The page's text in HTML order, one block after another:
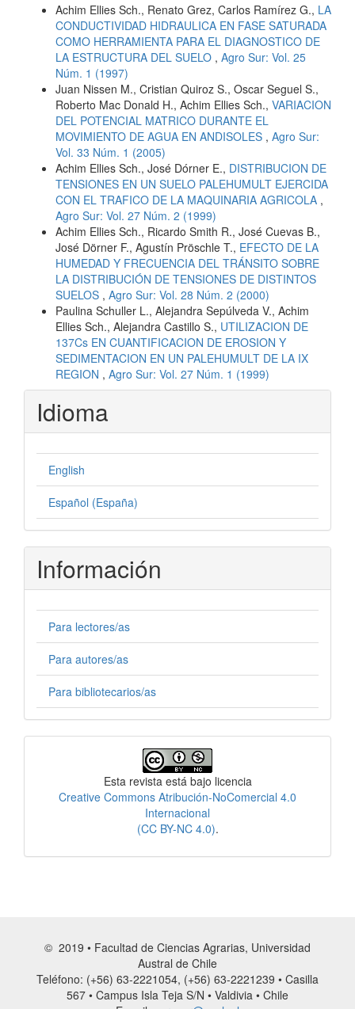
Achim Ellies Sch., Renato Grez, Carlos Ramírez G., LA
CONDUCTIVIDAD HIDRAULICA EN FASE SATURADA
COMO HERRAMIENTA PARA EL DIAGNOSTICO DE
LA ESTRUCTURA DEL SUELO , Agro Sur: Vol. 25
Núm. 1 (1997)
Juan Nissen M., Cristian Quiroz S., Oscar Seguel S.,
Roberto Mac Donald H., Achim Ellies Sch., VARIACION
DEL POTENCIAL MATRICO DURANTE EL
MOVIMIENTO DE AGUA EN ANDISOLES , Agro Sur:
Vol. 33 Núm. 1 (2005)
Achim Ellies Sch., José Dórner E., DISTRIBUCION DE
TENSIONES EN UN SUELO PALEHUMULT EJERCIDA
CON EL TRAFICO DE LA MAQUINARIA AGRICOLA ,
Agro Sur: Vol. 27 Núm. 2 (1999)
Achim Ellies Sch., Ricardo Smith R., José Cuevas B.,
José Dörner F., Agustín Pröschle T., EFECTO DE LA
HUMEDAD Y FRECUENCIA DEL TRÁNSITO SOBRE
LA DISTRIBUCIÓN DE TENSIONES DE DISTINTOS
SUELOS , Agro Sur: Vol. 28 Núm. 2 (2000)
Paulina Schuller L., Alejandra Sepúlveda V., Achim
Ellies Sch., Alejandra Castillo S., UTILIZACION DE
137Cs EN CUANTIFICACION DE EROSION Y
SEDIMENTACION EN UN PALEHUMULT DE LA IX
REGION , Agro Sur: Vol. 27 Núm. 1 (1999)
Idioma
English
Español (España)
Información
Para lectores/as
Para autores/as
Para bibliotecarios/as
Esta revista está bajo licencia
Creative Commons Atribución-NoComercial 4.0
Internacional
(CC BY-NC 4.0).
© 2019 • Facultad de Ciencias Agrarias, Universidad
Austral de Chile
Teléfono: (+56) 63-2221054, (+56) 63-2221239 • Casilla
567 • Campus Isla Teja S/N • Valdivia • Chile